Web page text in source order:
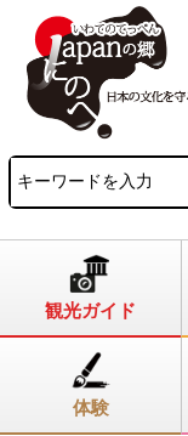
観光ガイド
体験